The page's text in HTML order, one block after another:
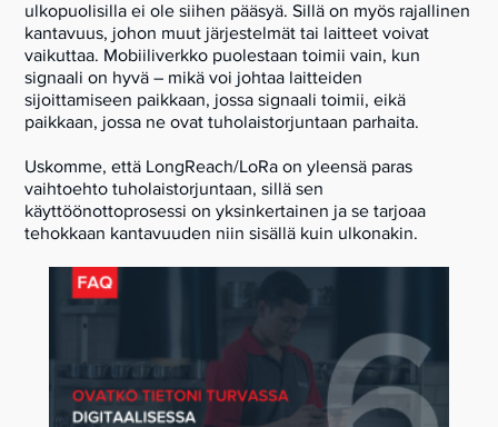
ulkopuolisilla ei ole siihen pääsyä. Sillä on myös rajallinen
kantavuus, johon muut järjestelmät tai laitteet voivat
vaikuttaa. Mobiiliverkko puolestaan toimii vain, kun
signaali on hyvä – mikä voi johtaa laitteiden
sijoittamiseen paikkaan, jossa signaali toimii, eikä
paikkaan, jossa ne ovat tuholaistorjuntaan parhaita.
Uskomme, että LongReach/LoRa on yleensä paras
vaihtoehto tuholaistorjuntaan, sillä sen
käyttöönottoprosessi on yksinkertainen ja se tarjoaa
tehokkaan kantavuuden niin sisällä kuin ulkonakin.